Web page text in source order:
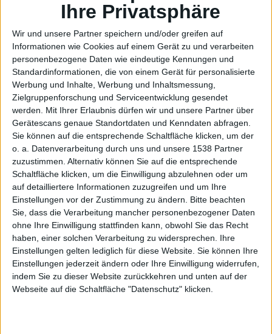
Ihre Privatsphäre
Wir und unsere Partner speichern und/oder greifen auf
Informationen wie Cookies auf einem Gerät zu und verarbeiten
personenbezogene Daten wie eindeutige Kennungen und
Standardinformationen, die von einem Gerät für personalisierte
Werbung und Inhalte, Werbung und Inhaltsmessung,
Zielgruppenforschung und Serviceentwicklung gesendet
werden.
Mit Ihrer Erlaubnis dürfen wir und unsere Partner über
Gerätescans genaue Standortdaten und Kenndaten abfragen.
Sie können auf die entsprechende Schaltfläche klicken, um der
o. a. Datenverarbeitung durch uns und unsere 1538 Partner
zuzustimmen. Alternativ können Sie auf die entsprechende
Schaltfläche klicken, um die Einwilligung abzulehnen oder um
auf detailliertere Informationen zuzugreifen und um Ihre
Einstellungen vor der Zustimmung zu ändern.
Bitte beachten
Sie, dass die Verarbeitung mancher personenbezogener Daten
ohne Ihre Einwilligung stattfinden kann, obwohl Sie das Recht
haben, einer solchen Verarbeitung zu widersprechen. Ihre
Einstellungen gelten lediglich für diese Website. Sie können Ihre
Einstellungen jederzeit ändern oder Ihre Einwilligung widerrufen,
indem Sie zu dieser Website zurückkehren und unten auf der
Webseite auf die Schaltfläche "Datenschutz" klicken.
Netzdo
ktor